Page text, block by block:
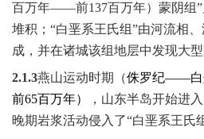
百万年——前137百万年）蒙阴组
堆积；“白垩系王氏组”由河流相
成，并在诸城该组地层中发现大型
2.1.3燕山运动时期（侏罗纪——白
前65百万年）
，山东半岛开始进
晚期岩浆活动侵入了“白垩系王氏组